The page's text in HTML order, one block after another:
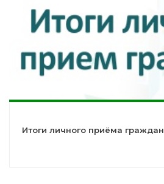
Итоги личного приёма граждан